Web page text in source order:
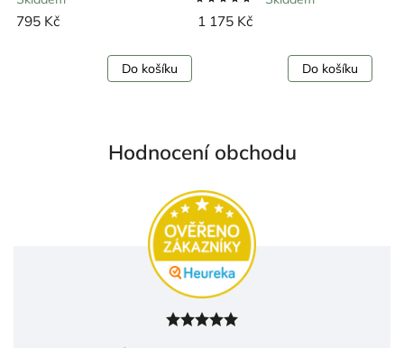
795 Kč
Do košíku
1 175 Kč
Do košíku
Hodnocení obchodu